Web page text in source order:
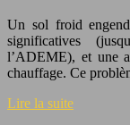
Un sol froid
significatives
l’ADEME), et une
chauffage. Ce
Lire la suite